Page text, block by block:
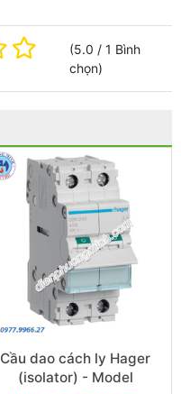
(5.0 /1 Bình
chọn)
Cầu dao cách ly Hager
(isolator) - Model